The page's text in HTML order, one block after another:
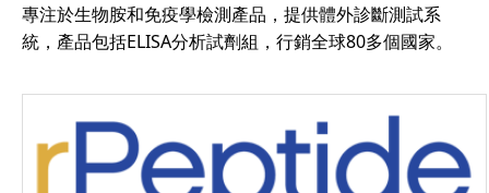
專注於生物胺和免疫學檢測產品，提供體外診斷測試系
統，產品包括ELISA分析試劑組，行銷全球80多個國家。